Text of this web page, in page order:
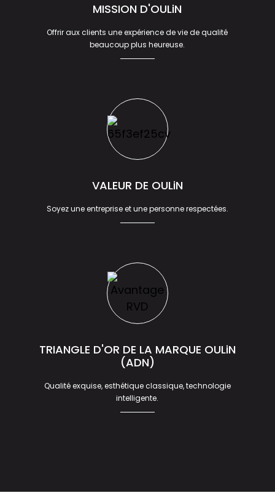
MISSION D'OULiN
Offrir aux clients une expérience de vie de qualité
beaucoup plus heureuse.
VALEUR DE OULiN
Soyez une entreprise et une personne respectées.
TRIANGLE D'OR DE LA MARQUE OULiN
(ADN)
Qualité exquise, esthétique classique, technologie
intelligente.